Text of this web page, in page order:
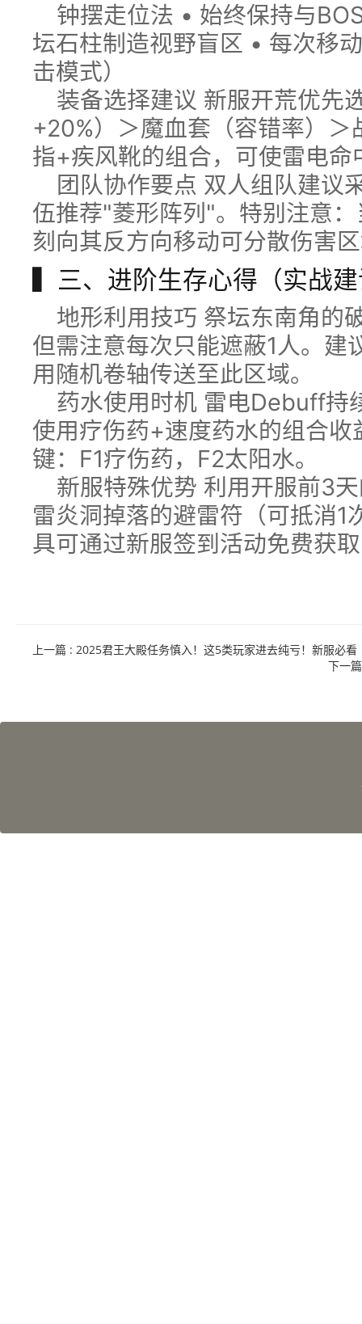
钟摆走位法 • 始终保持与
坛石柱制造视野盲区 • 每次移
击模式）
装备选择建议 新服开荒优先
+20%）＞魔血套（容错率）
指+疾风靴的组合，可使雷电命
团队协作要点 双人组队建议
伍推荐"菱形阵列"。特别注意
刻向其反方向移动可分散伤害
▍三、进阶生存心得（实战
地形利用技巧 祭坛东南角的
但需注意每次只能遮蔽1人。建
用随机卷轴传送至此区域。
药水使用时机 雷电Debuff持
使用疗伤药+速度药水的组合
键：F1疗伤药，F2太阳水。
新服特殊优势 利用开服前3
雷炎洞掉落的避雷符（可抵消1
具可通过新服签到活动免费获
上一篇 : 2025君王大殿任务慎入！这5类玩家进去纯亏！新服必看
下一